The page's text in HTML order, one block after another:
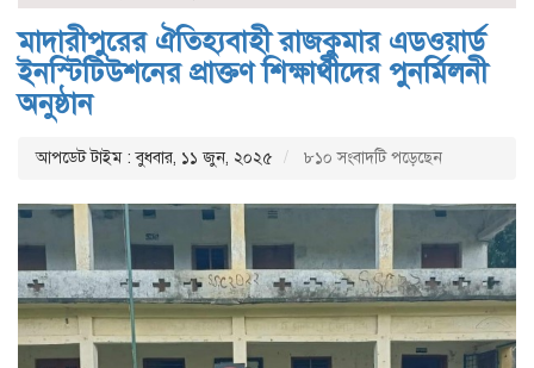
মাদারীপুরের ঐতিহ্যবাহী রাজকুমার এডওয়ার্ড
ইনস্টিটিউশনের প্রাক্তণ শিক্ষার্থীদের পুনর্মিলনী
অনুষ্ঠান
আপডেট টাইম : বুধবার, ১১ জুন, ২০২৫ ৮১০ সংবাদটি পড়েছেন